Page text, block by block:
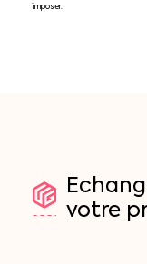
imposer.
votre